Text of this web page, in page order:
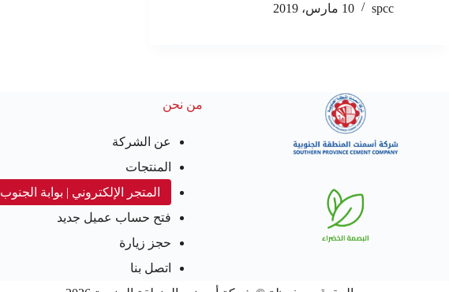
spcc
10 مارس، 2019
من نحن
عن الشركة
المنتجات
المتجر الإلكتروني | بوابة الجنوب
فتح حساب عميل جديد
حجز زيارة
اتصل بنا